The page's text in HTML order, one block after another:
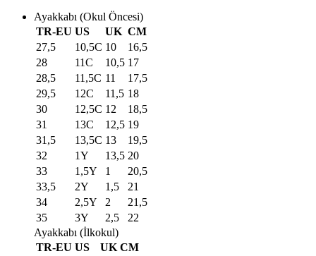
Ayakkabı (Okul Öncesi)
TR-EU US UK CM
27,5
10,5C 10
16,5
28
11C 10,5 17
28,5
11,5C 11
17,5
29,5
12C 11,5 18
30
12,5C 12
18,5
31
13C 12,5 19
31,5
13,5C 13
19,5
32
1Y 13,5 20
33
1,5Y 1
20,5
33,5
2Y 1,5
21
34
2,5Y 2
21,5
35
3Y 2,5
22
Ayakkabı (İlkokul)
TR-EU US UK CM